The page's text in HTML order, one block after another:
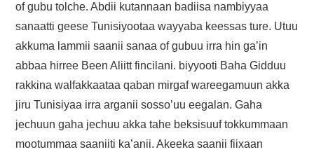
NAANNAA/ENVIRONMENT
FAYYAA/HEALTH
BARUMSA/EDUCATION
of gubu tolche. Abdii kutannaan badiisa nambiyyaa
sanaatti geese Tunisiyootaa wayyaba keessas ture. Utuu
akkuma lammii saanii sanaa of gubuu irra hin ga’in
abbaa hirree Been Aliitt fincilani. biyyooti Baha Gidduu
rakkina walfakkaataa qaban mirgaf wareegamuun akka
jiru Tunisiyaa irra arganii sosso’uu eegalan. Gaha
jechuun gaha jechuu akka tahe beksisuuf tokkummaan
mootummaa saaniiti ka’anii. Akeeka saanii fiixaan